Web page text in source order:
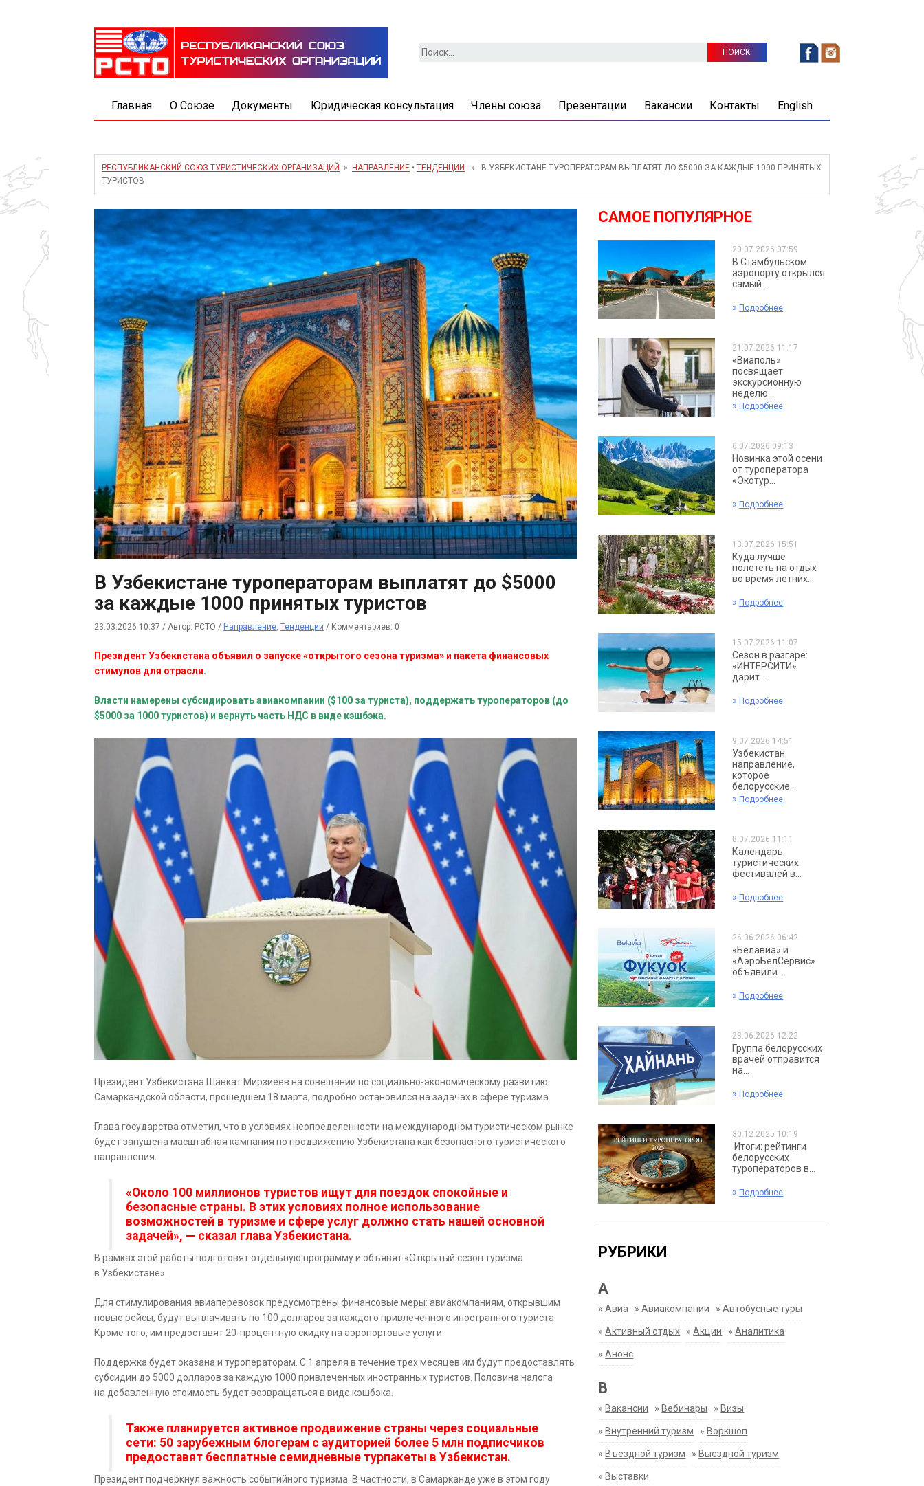
Найти:
Главная О Союзе Документы Юридическая консультация Члены союза Презентации Вакансии Контакты English
РЕСПУБЛИКАНСКИЙ СОЮЗ ТУРИСТИЧЕСКИХ ОРГАНИЗАЦИЙ » НАПРАВЛЕНИЕ • ТЕНДЕНЦИИ
» В УЗБЕКИСТАНЕ ТУРОПЕРАТОРАМ ВЫПЛАТЯТ ДО $5000 ЗА КАЖДЫЕ 1000 ПРИНЯТЫХ
ТУРИСТОВ
В Узбекистане туроператорам выплатят до $5000
за каждые 1000 принятых туристов
23.03.2026 10:37 / Автор: РСТО / Направление, Тенденции / Комментариев: 0
Президент Узбекистана объявил о запуске «открытого сезона туризма» и пакета финансовых
стимулов для отрасли.
Власти намерены субсидировать авиакомпании ($100 за туриста), поддержать туроператоров (до
$5000 за 1000 туристов) и вернуть часть НДС в виде кэшбэка.
Президент Узбекистана Шавкат Мирзиёев на совещании по социально-экономическому развитию
Самаркандской области, прошедшем 18 марта, подробно остановился на задачах в сфере туризма.
Глава государства отметил, что в условиях неопределенности на международном туристическом рынке
будет запущена масштабная кампания по продвижению Узбекистана как безопасного туристического
направления.
«Около 100 миллионов туристов ищут для поездок спокойные и
безопасные страны. В этих условиях полное использование
возможностей в туризме и сфере услуг должно стать нашей основной
задачей», — сказал глава Узбекистана.
В рамках этой работы подготовят отдельную программу и объявят «Открытый сезон туризма
в Узбекистане».
Для стимулирования авиаперевозок предусмотрены финансовые меры: авиакомпаниям, открывшим
новые рейсы, будут выплачивать по 100 долларов за каждого привлеченного иностранного туриста.
Кроме того, им предоставят 20-процентную скидку на аэропортовые услуги.
Поддержка будет оказана и туроператорам. С 1 апреля в течение трех месяцев им будут предоставлять
субсидии до 5000 долларов за каждую 1000 привлеченных иностранных туристов. Половина налога
на добавленную стоимость будет возвращаться в виде кэшбэка.
Также планируется активное продвижение страны через социальные
сети: 50 зарубежным блогерам с аудиторией более 5 млн подписчиков
предоставят бесплатные семидневные турпакеты в Узбекистан.
Президент подчеркнул важность событийного туризма. В частности, в Самарканде уже в этом году
САМОЕ ПОПУЛЯРНОЕ
20.07.2026 07:59
В Стамбульском
аэропорту открылся
самый...
» Подробнее
21.07.2026 11:17
«Виаполь»
посвящает
экскурсионную
неделю...
» Подробнее
6.07.2026 09:13
Новинка этой осени
от туроператора
«Экотур...
» Подробнее
13.07.2026 15:51
Куда лучше
полететь на отдых
во время летних...
» Подробнее
15.07.2026 11:07
Сезон в разгаре:
«ИНТЕРСИТИ»
дарит...
» Подробнее
9.07.2026 14:51
Узбекистан:
направление,
которое
белорусские...
» Подробнее
8.07.2026 11:11
Календарь
туристических
фестивалей в...
» Подробнее
26.06.2026 06:42
«Белавиа» и
«АэроБелСервис»
объявили...
» Подробнее
23.06.2026 12:22
Группа белорусских
врачей отправится
на...
» Подробнее
30.12.2025 10:19
Итоги: рейтинги
белорусских
туроператоров в...
» Подробнее
РУБРИКИ
А
»Авиа »Авиакомпании »Автобусные туры
»Активный отдых »Акции »Аналитика
»Анонс
В
» Вакансии » Вебинары » Визы
» Внутренний туризм » Воркшоп
» Въездной туризм » Выездной туризм
» Выставки